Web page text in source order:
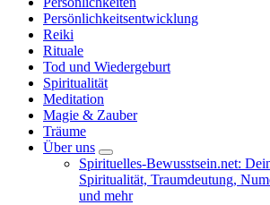
Persönlichkeitsentwicklung
Reiki
Rituale
Tod und Wiedergeburt
Spiritualität
Meditation
Magie & Zauber
Träume
Über uns
Spirituelles-Bewusstsein.net:
Spiritualität, Traumdeutung,
und mehr